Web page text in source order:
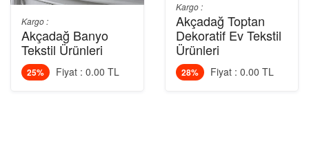
Kargo :
Akçadağ Banyo
Tekstil Ürünleri
25% Fiyat : 0.00 TL
Kargo :
Akçadağ Toptan
Dekoratif Ev Tekstil
Ürünleri
28% Fiyat : 0.00 TL